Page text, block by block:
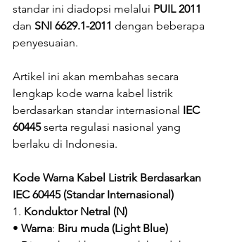
standar ini diadopsi melalui PUIL 2011
dan SNI 6629.1-2011 dengan beberapa
penyesuaian.
Artikel ini akan membahas secara
lengkap kode warna kabel listrik
berdasarkan standar internasional IEC
60445 serta regulasi nasional yang
berlaku di Indonesia.
Kode Warna Kabel Listrik Berdasarkan
IEC 60445 (Standar Internasional)
1. Konduktor Netral (N)
• Warna: Biru muda (Light Blue)